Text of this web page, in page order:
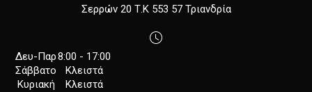
Σερρών 20 Τ.Κ 553 57 ΤριανδρίαNew Window
Δευ-Παρ8:00 - 17:00
Σάββατο
Κλειστά
Κυριακή
Κλειστά